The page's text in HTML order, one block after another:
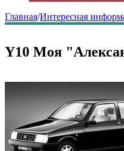
Главная/Интересная
Y10 Моя